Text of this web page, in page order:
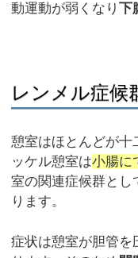
動運動が弱くなり下
レンメル症候
憩室はほとんどが十
ッケル憩室は小腸に
室の関連症候群とし
ります。
症状は憩室が胆管を